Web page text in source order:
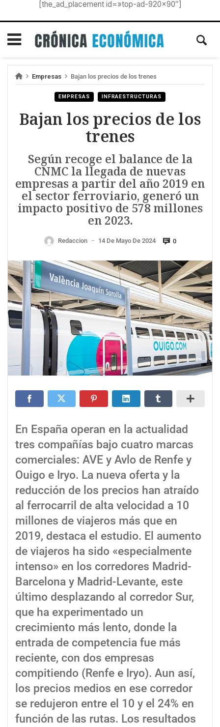
[the_ad_placement id=»top-ad-920×90″]
Empresas Bajan los precios de los trenes
EMPRESAS INFRAESTRUCTURAS
Bajan los precios de los
trenes
Según recoge el balance de la
CNMC la llegada de nuevas
empresas a partir del año 2019 en
el sector ferroviario, generó un
impacto positivo de 578 millones
en 2023.
Redaccion — 14 De Mayo De 2024 0
En España operan en la actualidad
tres compañías bajo cuatro marcas
comerciales: AVE y Avlo de Renfe y
Ouigo e Iryo. La nueva oferta y la
reducción de los precios han atraído
al ferrocarril de alta velocidad a 10
millones de viajeros más que en
2019, destaca el estudio. El aumento
de viajeros ha sido «especialmente
intenso» en los corredores Madrid-
Barcelona y Madrid-Levante, este
último desplazando al corredor Sur,
que ha experimentado un
crecimiento más lento, donde la
entrada de competencia fue más
reciente, con dos empresas
compitiendo (Renfe e Iryo). Aun así,
los precios medios en ese corredor
se redujeron entre el 10 y el 24% en
función de las rutas. Los resultados